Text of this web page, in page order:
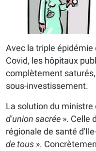
Avec la triple
Covid, les hôpitaux
complètement
sous-investissement.
La solution du ministre
d'union sacrée ». Celle
régionale de santé
de tous ».